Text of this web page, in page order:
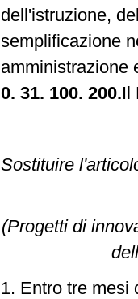
dell'istruzione,
semplificazione
amministrazione
0. 31. 100. 200.Il
Sostituire
(Progetti di
1. Entro tre mesi